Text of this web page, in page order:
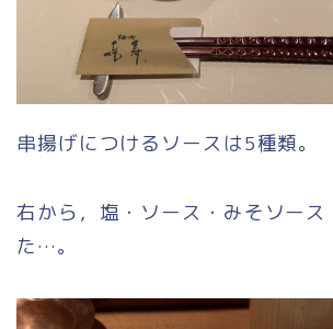
串揚げにつけるソースは5種類。
右から，塩・ソース・みそソース
た…。